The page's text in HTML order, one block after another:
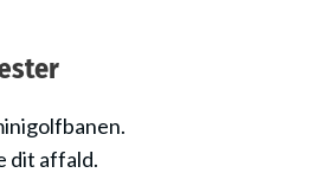
dit affald.